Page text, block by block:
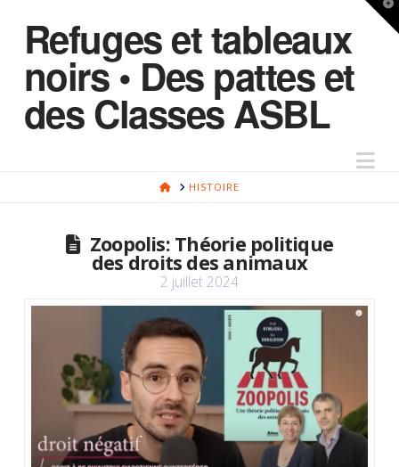
Refuges et tableaux
noirs • Des pattes et
des Classes ASBL
HOMEHISTOIRE
Zoopolis: Théorie politique
des droits des animaux
2 juillet 2024